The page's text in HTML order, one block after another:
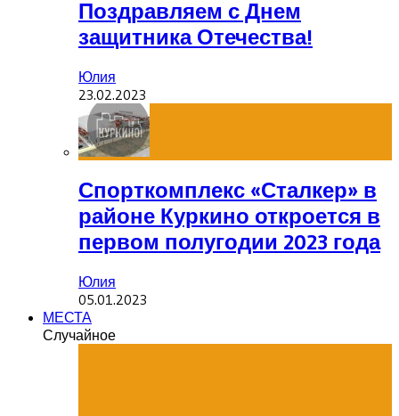
Поздравляем с Днем
защитника Отечества!
Юлия
23.02.2023
Спорткомплекс «Сталкер» в
районе Куркино откроется в
первом полугодии 2023 года
Юлия
05.01.2023
МЕСТА
Случайное